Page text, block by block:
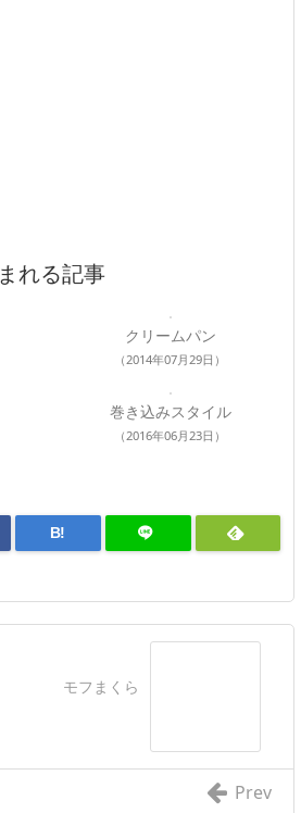
れる記事
クリームパン
（2014年07月29日）
巻き込みスタイル
（2016年06月23日）
B!
モフまくら
Prev